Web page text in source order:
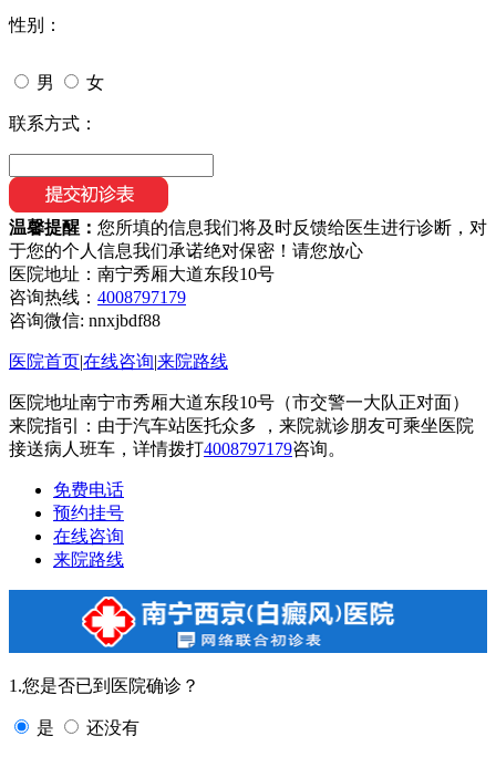
性别：
男 女
联系方式：
温馨提醒： 您所填的信息我们将及时反馈给医生进行诊断，对
于您的个人信息我们承诺绝对保密！请您放心
医院地址：南宁秀厢大道东段10号
咨询热线： 4008797179
咨询微信: nnxjbdf88
医院首页|在线咨询|来院路线
医院地址南宁市秀厢大道东段10号（市交警一大队正对面）
来院指引：由于汽车站医托众多 ，来院就诊朋友可乘坐医院
接送病人班车，详情拨打4008797179咨询。
免费电话
预约挂号
在线咨询
来院路线
1.您是否已到医院确诊？
是 还没有